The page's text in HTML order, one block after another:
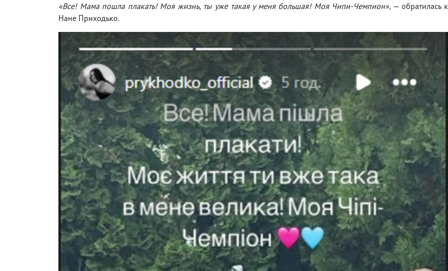
«Все! Мама пошла плакать! Моя жизнь, ты уже такая у меня большая! Моя Чипи-Чемпион», — обратилась к
Нане Приходько.